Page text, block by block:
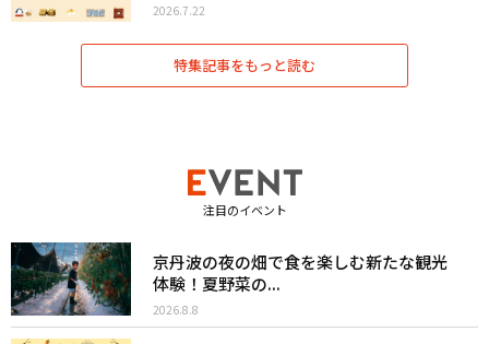
2026.7.22
特集記事をもっと読む
注目のイベント
京丹波の夜の畑で食を楽しむ新たな観光
体験！夏野菜の...
2026.8.8